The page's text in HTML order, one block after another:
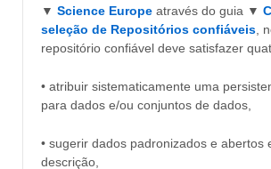
▼ Science Europe através do guia ▼
seleção de Repositórios confiáveis ,
repositório confiável deve satisfazer
• atribuir sistematicamente uma
para dados e/ou conjuntos de dados,
• sugerir dados padronizados e abertos
descrição,